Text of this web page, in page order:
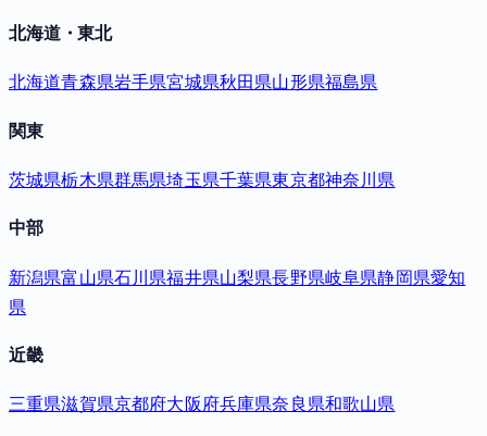
北海道・東北
北海道青森県岩手県宮城県秋田県山形県福島県
関東
茨城県栃木県群馬県埼玉県千葉県東京都神奈川県
中部
新潟県富山県石川県福井県山梨県長野県岐阜県静岡県愛知
県
近畿
三重県滋賀県京都府大阪府兵庫県奈良県和歌山県